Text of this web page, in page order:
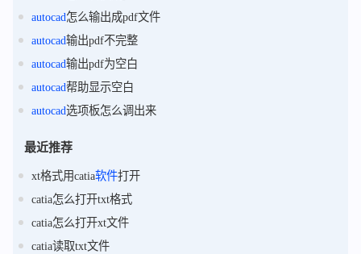
autocad怎么输出成pdf文件
autocad输出pdf不完整
autocad输出pdf为空白
autocad帮助显示空白
autocad选项板怎么调出来
最近推荐
xt格式用catia软件打开
catia怎么打开txt格式
catia怎么打开xt文件
catia读取txt文件